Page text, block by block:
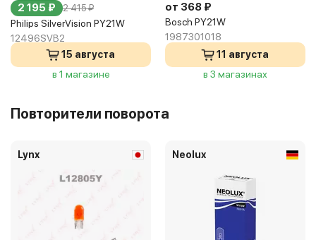
2 195 ₽ 2 415 ₽
Philips SilverVision PY21W
12496SVB2
15 августа
в 1 магазине
от 368 ₽
Bosch PY21W
1987301018
11 августа
в 3 магазинах
Повторители поворота
Lynx Neolux